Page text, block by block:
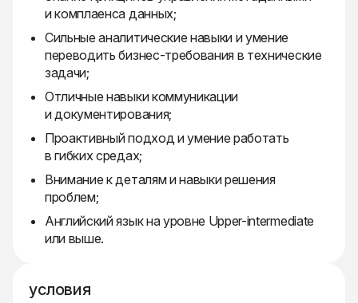
и комплаенса данных;
Сильные аналитические навыки и умение
переводить бизнес-требования в технические
задачи;
Отличные навыки коммуникации
и документирования;
Проактивный подход и умение работать
в гибких средах;
Внимание к деталям и навыки решения
проблем;
Английский язык на уровне Upper-intermediate
или выше.
условия